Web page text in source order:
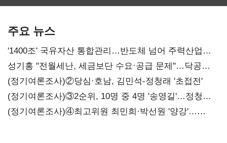
주요 뉴스
'1400조' 국유자산 통합관리…반도체 넘어 주력산업
구조혁신
성기홍 "전월세난, 세금보단 수요·공급 문제"…닥공
시사
(정기여론조사)②당심·호남, 김민석-정청래 '초접전'
(정기여론조사)③2순위, 10명 중 4명 '송영길'…정청래
'한 자릿수'
(정기여론조사)④최고위원 최민희·박선원 '양강'…